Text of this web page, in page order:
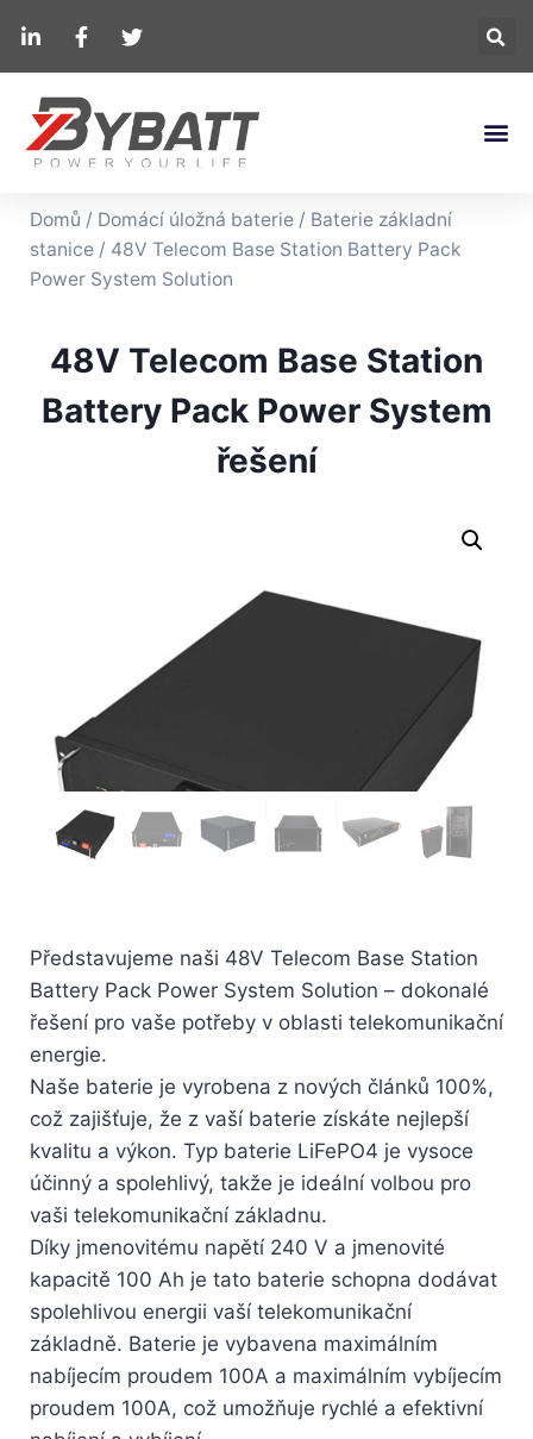
Domů / Domácí úložná baterie / Baterie základní
stanice / 48V Telecom Base Station Battery Pack
Power System Solution
48V Telecom Base Station
Battery Pack Power System
řešení
Představujeme naši 48V Telecom Base Station
Battery Pack Power System Solution – dokonalé
řešení pro vaše potřeby v oblasti telekomunikační
energie.
Naše baterie je vyrobena z nových článků 100%,
což zajišťuje, že z vaší baterie získáte nejlepší
kvalitu a výkon. Typ baterie LiFePO4 je vysoce
účinný a spolehlivý, takže je ideální volbou pro
vaši telekomunikační základnu.
Díky jmenovitému napětí 240 V a jmenovité
kapacitě 100 Ah je tato baterie schopna dodávat
spolehlivou energii vaší telekomunikační
základně. Baterie je vybavena maximálním
nabíjecím proudem 100A a maximálním vybíjecím
proudem 100A, což umožňuje rychlé a efektivní